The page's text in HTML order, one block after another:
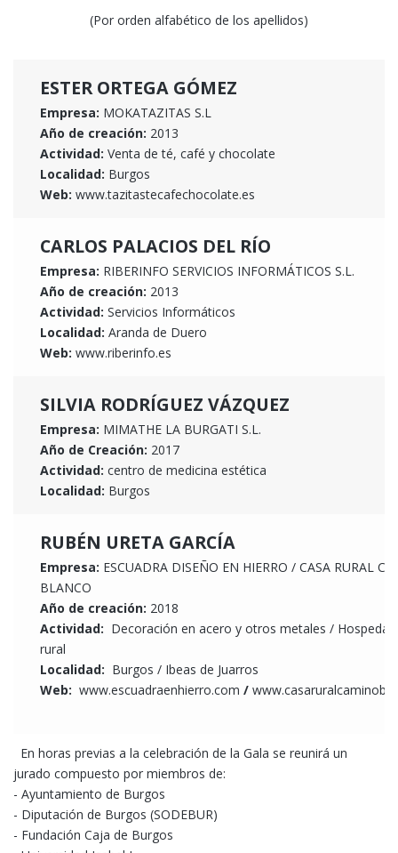
(Por orden alfabético de los apellidos)
ESTER ORTEGA GÓMEZ
Empresa: MOKATAZITAS S.L
Año de creación: 2013
Actividad: Venta de té, café y chocolate
Localidad: Burgos
Web: www.tazitastecafechocolate.es
CARLOS PALACIOS DEL RÍO
Empresa: RIBERINFO SERVICIOS INFORMÁTICOS S.L.
Año de creación: 2013
Actividad: Servicios Informáticos
Localidad: Aranda de Duero
Web: www.riberinfo.es
SILVIA RODRÍGUEZ VÁZQUEZ
Empresa: MIMATHE LA BURGATI S.L.
Año de Creación: 2017
Actividad: centro de medicina estética
Localidad: Burgos
RUBÉN URETA GARCÍA
Empresa: ESCUADRA DISEÑO EN HIERRO / CASA RURAL
BLANCO
Año de creación: 2018
Actividad: Decoración en acero y otros metales /
rural
Localidad: Burgos / Ibeas de Juarros
Web: www.escuadraenhierro.com /
En horas previas a la celebración de la Gala se reunirá un
jurado compuesto por miembros de:
- Ayuntamiento de Burgos
- Diputación de Burgos (SODEBUR)
- Fundación Caja de Burgos